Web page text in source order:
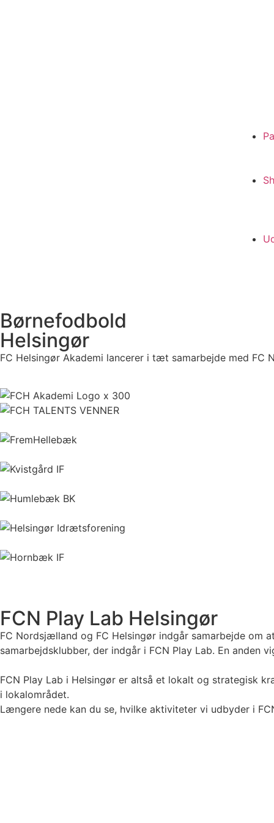
Børnefodbold
Helsingør
FC Helsingør Akademi lancerer i tæt samarbejde med FC
FCN Play Lab Helsingør
FC Nordsjælland og FC Helsingør indgår samarbejde om
samarbejdsklubber, der indgår i FCN Play Lab. En
FCN Play Lab i Helsingør er altså et lokalt og strategisk
i lokalområdet.
Længere nede kan du se, hvilke aktiviteter vi udbyder i